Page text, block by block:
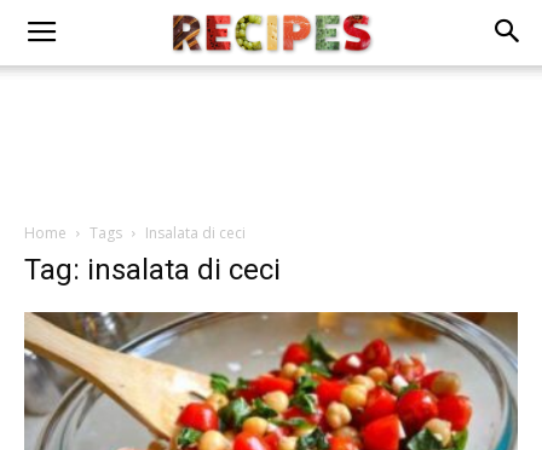
Home Tags Insalata di ceci
Tag: insalata di ceci